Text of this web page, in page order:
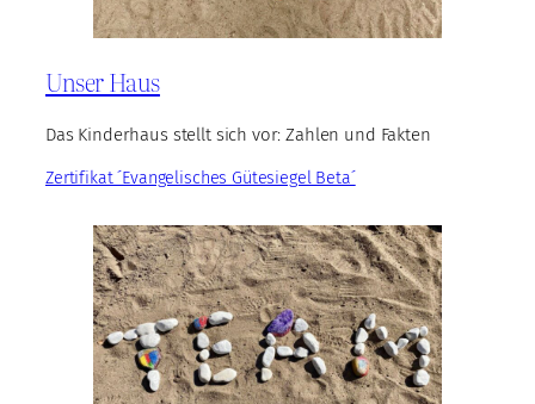
Unser Haus
Das Kinderhaus stellt sich vor: Zahlen und Fakten
Zertifikat ´Evangelisches Gütesiegel Beta´